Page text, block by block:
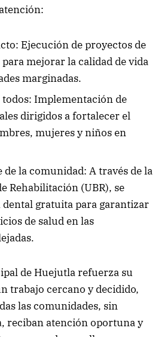
Ejecución de proyectos de
mejorar la calidad de vida
marginadas.
Implementación de
dirigidos a fortalecer el
mujeres y niños en
de la comunidad: A través de la
Rehabilitación (UBR), se
gratuita para garantizar
de salud en las
de Huejutla refuerza su
trabajo cercano y decidido,
las comunidades, sin
reciban atención oportuna y